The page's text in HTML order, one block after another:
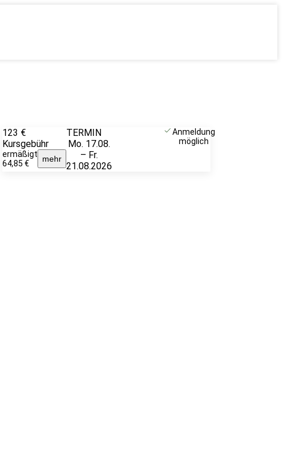
123 €
Kursgebühr
ermäßigt
64,85 €
mehr
TERMIN
Mo. 17.08.
– Fr.
21.08.2026
Anmeldung
möglich